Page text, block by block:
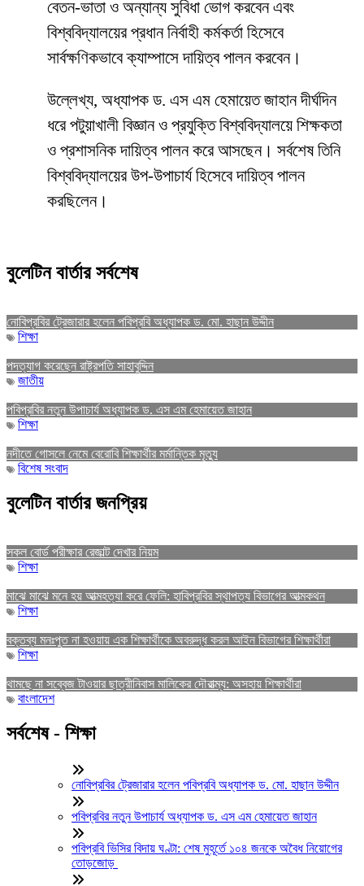
বেতন-ভাতা ও অন্যান্য সুবিধা ভোগ করবেন এবং
বিশ্ববিদ্যালয়ের প্রধান নির্বাহী কর্মকর্তা হিসেবে
সার্বক্ষণিকভাবে ক্যাম্পাসে দায়িত্ব পালন করবেন।
উল্লেখ্য, অধ্যাপক ড. এস এম হেমায়েত জাহান দীর্ঘদিন
ধরে পটুয়াখালী বিজ্ঞান ও প্রযুক্তি বিশ্ববিদ্যালয়ে শিক্ষকতা
ও প্রশাসনিক দায়িত্ব পালন করে আসছেন। সর্বশেষ তিনি
বিশ্ববিদ্যালয়ের উপ-উপাচার্য হিসেবে দায়িত্ব পালন
করছিলেন।
বুলেটিন বার্তার সর্বশেষ
নোবিপ্রবির ট্রেজারার হলেন পবিপ্রবি অধ্যাপক ড. মো. হাছান উদ্দীন
শিক্ষা
পদত্যাগ করেছেন রাষ্ট্রপতি সাহাবুদ্দিন
জাতীয়
পবিপ্রবির নতুন উপাচার্য অধ্যাপক ড. এস এম হেমায়েত জাহান
শিক্ষা
নদীতে গোসলে নেমে বেরোবি শিক্ষার্থীর মর্মান্তিক মৃত্যু
বিশেষ সংবাদ
বুলেটিন বার্তার জনপ্রিয়
সকল বোর্ড পরীক্ষার রেজাল্ট দেখার নিয়ম
শিক্ষা
মাঝে মাঝে মনে হয় আত্মহত্যা করে ফেলি: হাবিপ্রবির স্থাপত্য বিভাগের আত্মকথন
শিক্ষা
বক্তব্য মনঃপুত না হওয়ায় এক শিক্ষার্থীকে অবরুদ্ধ করল আইন বিভাগের শিক্ষার্থীরা
শিক্ষা
থামছে না সব্বেজ টাওয়ার ছাত্রীনিবাস মালিকের দৌরাত্ম্য: অসহায় শিক্ষার্থীরা
বাংলাদেশ
সর্বশেষ - শিক্ষা
নোবিপ্রবির ট্রেজারার হলেন পবিপ্রবি অধ্যাপক ড. মো. হাছান উদ্দীন
পবিপ্রবির নতুন উপাচার্য অধ্যাপক ড. এস এম হেমায়েত জাহান
পবিপ্রবি ভিসির বিদায় ঘণ্টা: শেষ মুহূর্তে ১০৪ জনকে অবৈধ নিয়োগের
তোড়জোড়